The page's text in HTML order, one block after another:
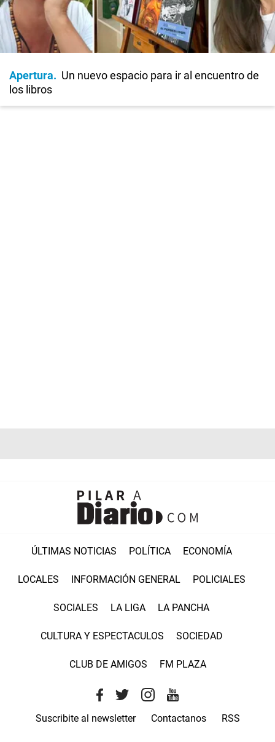
Apertura
Un nuevo espacio para ir al encuentro de
los libros
ÚLTIMAS NOTICIAS POLÍTICA ECONOMÍA
LOCALES INFORMACIÓN GENERAL POLICIALES
SOCIALES LA LIGA LA PANCHA
CULTURA Y ESPECTACULOS SOCIEDAD
CLUB DE AMIGOS FM PLAZA
Suscribite al newsletter Contactanos RSS